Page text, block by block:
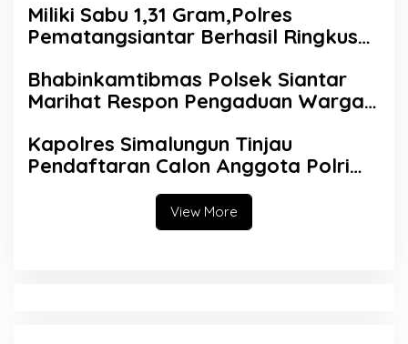
Miliki Sabu 1,31 Gram,Polres
Pematangsiantar Berhasil Ringkus
Bhabinkamtibmas Polsek Siantar
Marihat Respon Pengaduan Warga
Kapolres Simalungun Tinjau
Pendaftaran Calon Anggota Polri
View More